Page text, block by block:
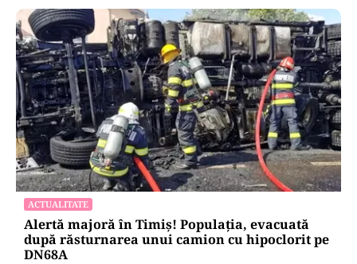
ACTUALITATE
Alertă majoră în Timiș! Populația, evacuată
după răsturnarea unui camion cu hipoclorit pe
DN68A